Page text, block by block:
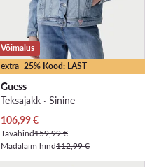
extra -25% Kood: LAST
Võimalus
Guess
Teksajakk · Sinine
Praegune hind
106,99€
Tavahind159,99 €
Madalaim hind112,99 €